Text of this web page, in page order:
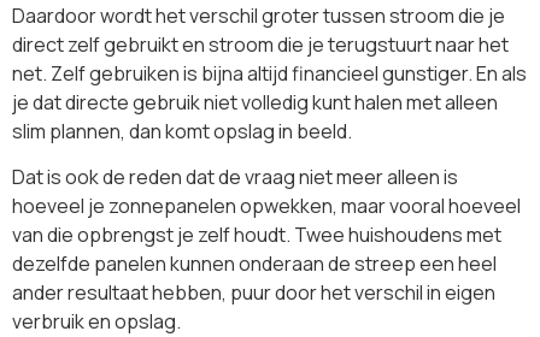
Daardoor wordt het verschil groter tussen stroom die je
direct zelf gebruikt en stroom die je terugstuurt naar het
net. Zelf gebruiken is bijna altijd financieel gunstiger. En als
je dat directe gebruik niet volledig kunt halen met alleen
slim plannen, dan komt opslag in beeld.
Dat is ook de reden dat de vraag niet meer alleen is
hoeveel je zonnepanelen opwekken, maar vooral hoeveel
van die opbrengst je zelf houdt. Twee huishoudens met
dezelfde panelen kunnen onderaan de streep een heel
ander resultaat hebben, puur door het verschil in eigen
verbruik en opslag.